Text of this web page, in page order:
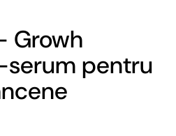
Growh
serum pentru